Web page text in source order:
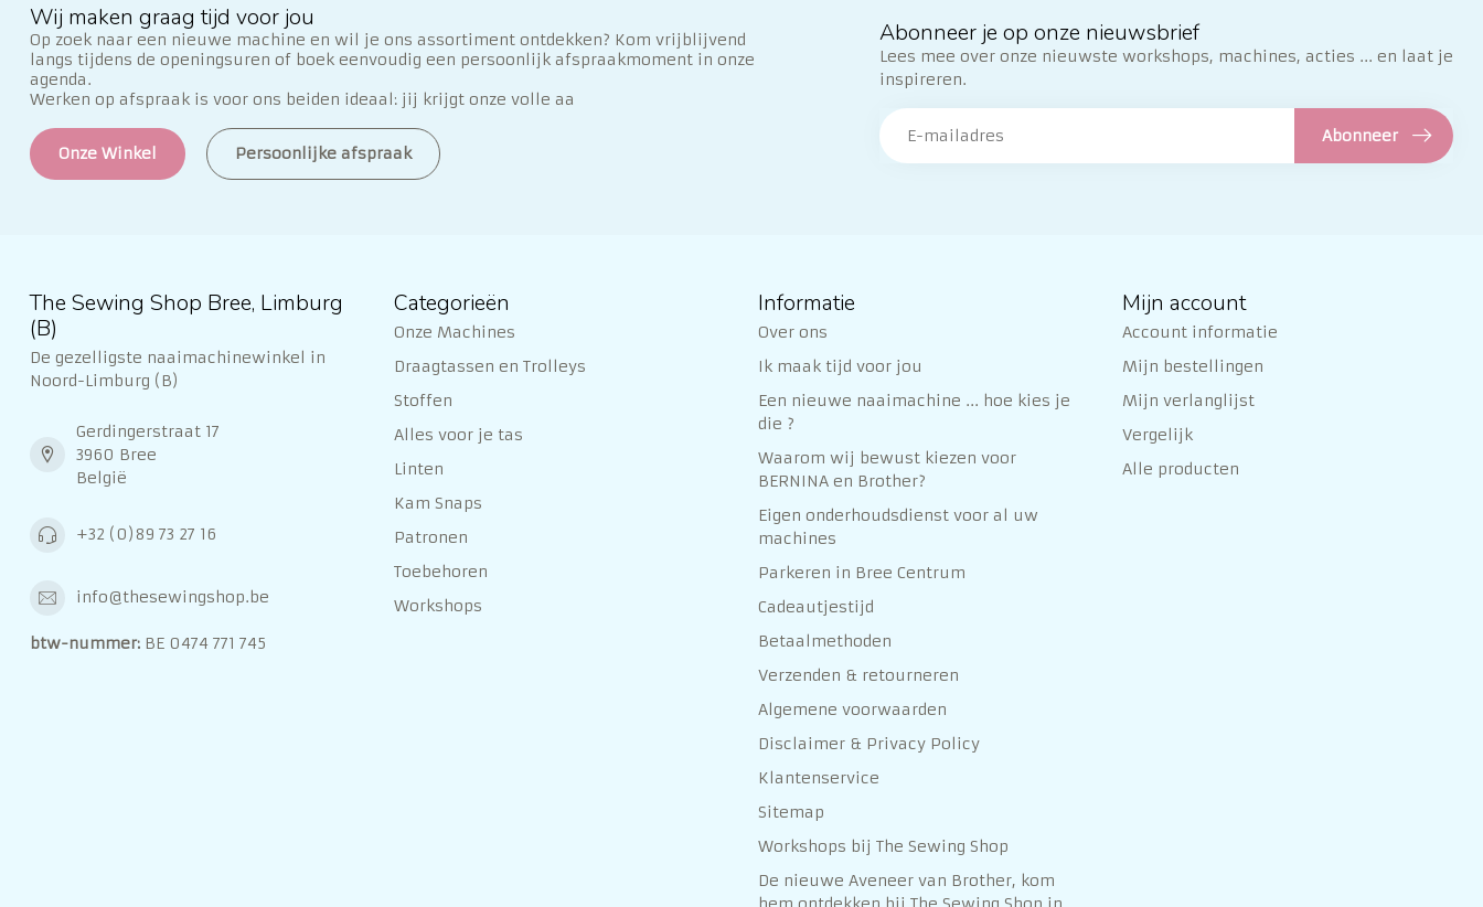
Wij maken graag tijd voor jou
Op zoek naar een nieuwe machine en wil je ons assortiment ontdekken? Kom vrijblijvend
langs tijdens de openingsuren of boek eenvoudig een persoonlijk afspraakmoment in onze
agenda.
Werken op afspraak is voor ons beiden ideaal: jij krijgt onze volle aa
Onze Winkel Persoonlijke afspraak
Abonneer je op onze nieuwsbrief
Lees mee over onze nieuwste workshops, machines, acties ... en laat je
inspireren.
Abonneer
The Sewing Shop Bree, Limburg
(B)
De gezelligste naaimachinewinkel in
Noord-Limburg (B)
Gerdingerstraat 17
3960 Bree
België
+32 (0)89 73 27 16
info@thesewingshop.be
btw-nummer: BE 0474 771 745
Categorieën
Onze Machines
Draagtassen en Trolleys
Stoffen
Alles voor je tas
Linten
Kam Snaps
Patronen
Toebehoren
Workshops
Informatie
Over ons
Ik maak tijd voor jou
Een nieuwe naaimachine ... hoe kies je
die ?
Waarom wij bewust kiezen voor
BERNINA en Brother?
Eigen onderhoudsdienst voor al uw
machines
Parkeren in Bree Centrum
Cadeautjestijd
Betaalmethoden
Verzenden & retourneren
Algemene voorwaarden
Disclaimer & Privacy Policy
Klantenservice
Sitemap
Workshops bij The Sewing Shop
De nieuwe Aveneer van Brother, kom
Mijn account
Account informatie
Mijn bestellingen
Mijn verlanglijst
Vergelijk
Alle producten